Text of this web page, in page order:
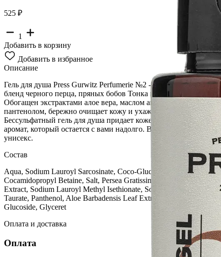
525 ₽
1
Добавить в корзину
Добавить в избранное
Описание
Гель для душа Press Gurwitz Perfumerie №2 - это удивительный
бленд черного перца, пряных бобов Тонка и пачули.
Обогащен экстрактами алое вера, маслом авокадо и
пантенолом, бережно очищает кожу и ухаживает за ней.
Бессульфатный гель для душа придает коже восхитительный
аромат, который остается с вами надолго. Все ароматы
унисекс.
Состав
Aqua, Sodium Lauroyl Sarcosinate, Coco-Glucoside,
Cocamidopropyl Betaine, Salt, Persea Gratissima (Avocado) Fruit
Extract, Sodium Lauroyl Methyl Isethionate, Sodium Methyl Oleoyl
Taurate, Panthenol, Aloe Barbadensis Leaf Extract, Lauryl
Glucoside, Glyceret
Оплата и доставка
Оплата